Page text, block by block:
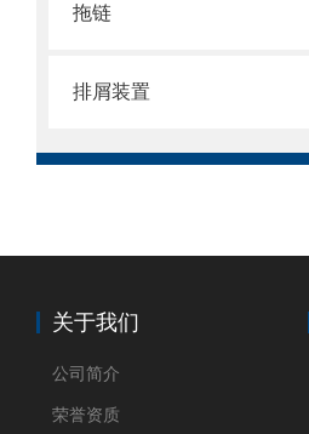
拖链
排屑装置
关于我们
公司简介
荣誉资质